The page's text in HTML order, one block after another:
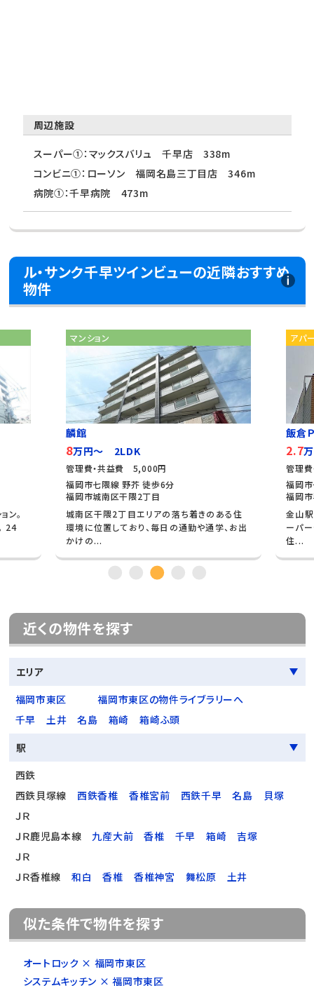
周辺施設
スーパー①：マックスバリュ 千早店 338m
コンビニ①：ローソン 福岡名島三丁目店 346m
病院①：千早病院 473m
ル・サンク千早ツインビューの近隣おすすめ
物件
ン。
24
マンション
麟館
8万円～ 2LDK
管理費・共益費 5,000円
福岡市七隈線 野芥 徒歩6分
福岡市城南区干隈2丁目
城南区干隈2丁目エリアの落ち着きのある住
環境に位置しており、毎日の通勤や通学、お出
かけの...
アパ
飯倉
2.7
管理
福岡
福岡
金山
ーパ
住...
近くの物件を探す
エリア
福岡市東区
福岡市東区の物件ライブラリーへ
千早
土井 名島 箱崎
箱崎ふ頭
駅
西鉄
西鉄貝塚線
西鉄香椎 香椎宮前 西鉄千早 名島
貝塚
ＪＲ
ＪＲ鹿児島本線
九産大前 香椎 千早 箱崎
吉塚
ＪＲ
ＪＲ香椎線
和白 香椎 香椎神宮 舞松原 土井
似た条件で物件を探す
オートロック × 福岡市東区
システムキッチン × 福岡市東区